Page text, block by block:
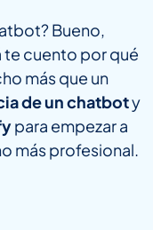
Bueno,
te cuento por qué
más que un
de un chatboty
para empezar a
más profesional.